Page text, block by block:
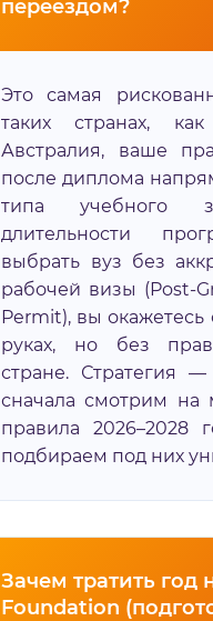
переездом?
Это самая
таких странах,
Австралия, ваше
после диплома
типа учебного
длительности
выбрать вуз без
рабочей визы (Post-
Permit), вы
руках, но без
стране. Стратегия
сначала смотрим на
правила 2026–2028
подбираем под них
Зачем тратить год
Foundation